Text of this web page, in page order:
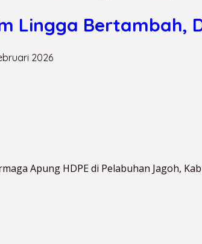
Lingga Bertambah,
2026
Apung HDPE di Pelabuhan Jagoh,